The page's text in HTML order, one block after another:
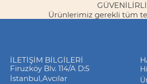
Ürünlerimiz gerekli tüm
İLETIŞIM BILGILERI
Firuzköy Blv. 114/A D:5
İstanbul,Avcılar